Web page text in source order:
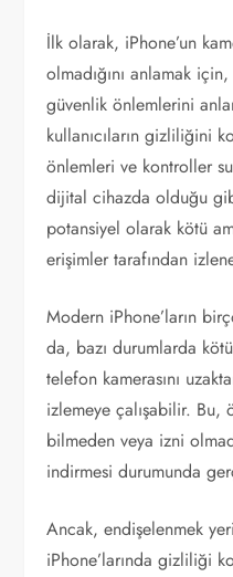
İlk olarak, iPhone’un
olmadığını anlamak
güvenlik önlemlerini
kullanıcıların gizliliğini
önlemleri ve kontroller
dijital cihazda olduğu
potansiyel olarak kötü
erişimler tarafından
Modern iPhone’ların
da, bazı durumlarda
telefon kamerasını
izlemeye çalışabilir. Bu,
bilmeden veya izni
indirmesi durumunda
Ancak, endişelenmek
iPhone’larında gizliliği